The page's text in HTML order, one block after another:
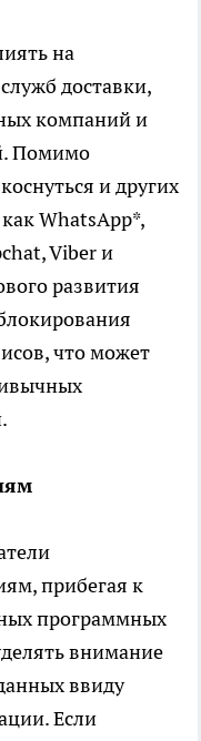
на
доставки,
компаний и
Помимо
и других
WhatsApp*,
Viber и
развития
что может
прибегая к
программных
внимание
ввиду
Если